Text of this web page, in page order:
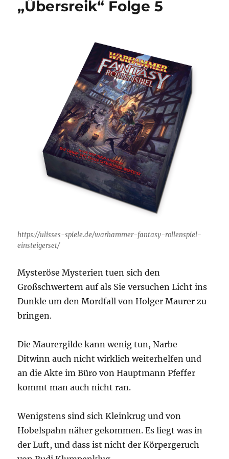
„Übersreik“ Folge 5
https://ulisses-spiele.de/warhammer-fantasy-rollenspiel-
einsteigerset/
Mysteröse Mysterien tuen sich den
Großschwertern auf als Sie versuchen Licht ins
Dunkle um den Mordfall von Holger Maurer zu
bringen.
Die Maurergilde kann wenig tun, Narbe
Ditwinn auch nicht wirklich weiterhelfen und
an die Akte im Büro von Hauptmann Pfeffer
kommt man auch nicht ran.
Wenigstens sind sich Kleinkrug und von
Hobelspahn näher gekommen. Es liegt was in
der Luft, und dass ist nicht der Körpergeruch